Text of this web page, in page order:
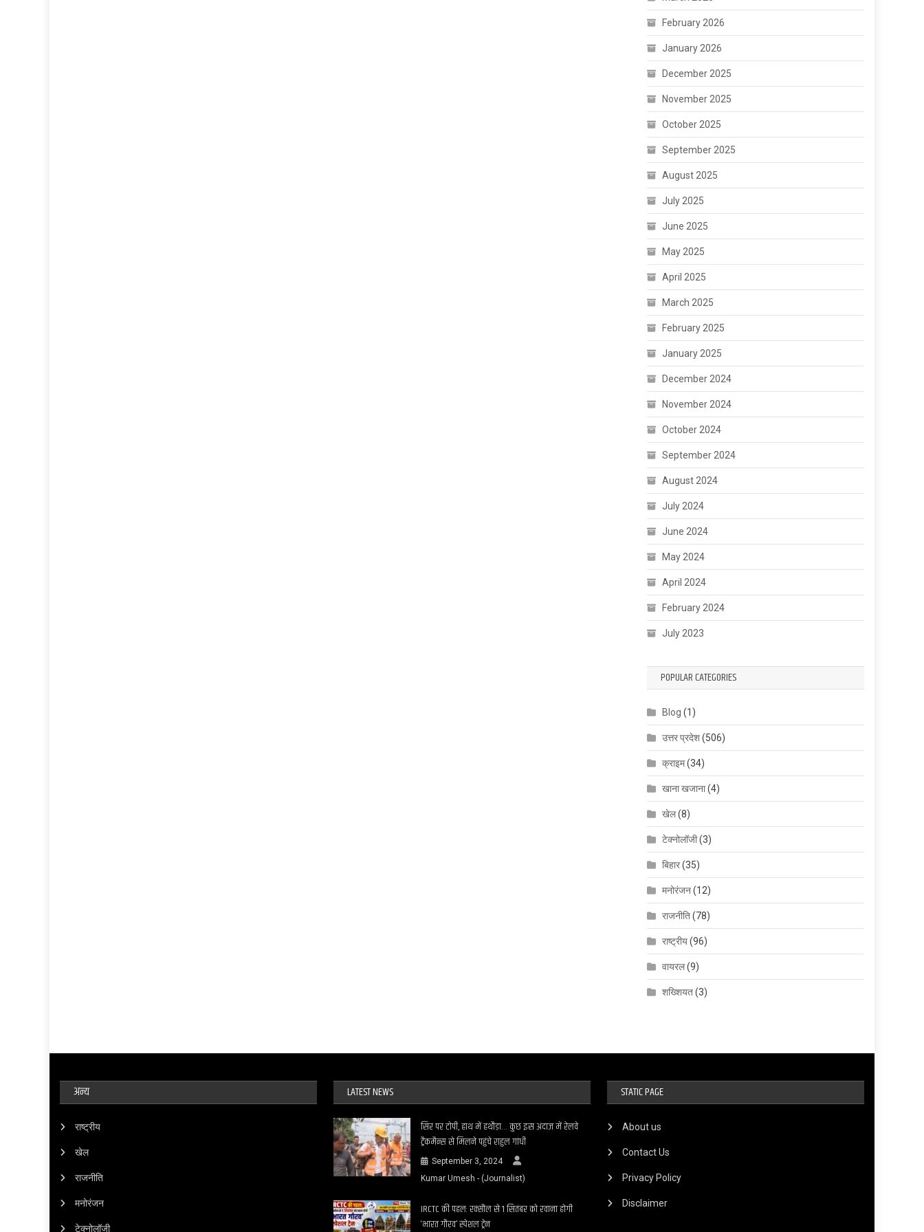
February 2026
January 2026
December 2025
November 2025
October 2025
September 2025
August 2025
July 2025
June 2025
May 2025
April 2025
March 2025
February 2025
January 2025
December 2024
November 2024
October 2024
September 2024
August 2024
July 2024
June 2024
May 2024
April 2024
February 2024
July 2023
POPULAR CATEGORIES
Blog (1)
उत्तर प्रदेश(506)
क्राइम(34)
खाना खजाना(4)
खेल(8)
टेक्नोलॉजी(3)
बिहार(35)
मनोरंजन(12)
राजनीति(78)
राष्ट्रीय(96)
वायरल(9)
शख्शियत(3)
अन्य
राष्ट्रीय
खेल
राजनीति
मनोरंजन
टेक्नोलॉजी
LATEST NEWS
सिर पर टोपी, हाथ में हथौड़ा… कुछ इस अंदाज में रेलवे
ट्रैकमैन्स से मिलने पहुंचे राहुल गांधी
September 3, 2024
Kumar Umesh - (Journalist)
IRCTC की पहल: रक्सौल से 1 सितंबर को रवाना होगी
‘भारत गौरव’ स्पेशल ट्रेन
STATIC PAGE
About us
Contact Us
Privacy Policy
Disclaimer